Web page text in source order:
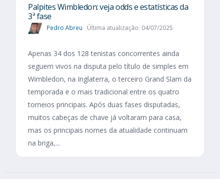
Palpites Wimbledon: veja odds e estatísticas da
3ª fase
Pedro Abreu Última atualização: 04/07/2025
Apenas 34 dos 128 tenistas concorrentes ainda
seguem vivos na disputa pelo título de simples em
Wimbledon, na Inglaterra, o terceiro Grand Slam da
temporada e o mais tradicional entre os quatro
torneios principais. Após duas fases disputadas,
muitos cabeças de chave já voltaram para casa,
mas os principais nomes da atualidade continuam
na briga,...